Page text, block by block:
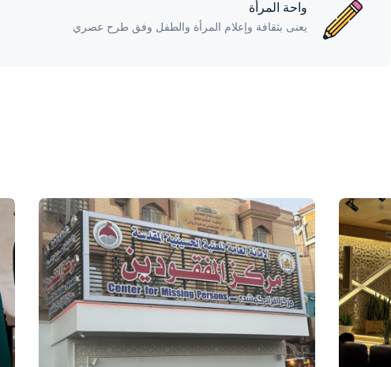
واحة المرأة
يعنى بثقافة وإعلام المرأة والطفل وفق طرح عصري
واحة المرأة
منذ 4 أيام